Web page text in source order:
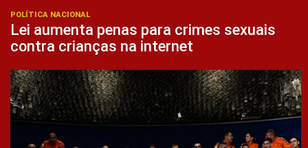
POLÍTICA NACIONAL
Lei aumenta penas para crimes sexuais
contra crianças na internet